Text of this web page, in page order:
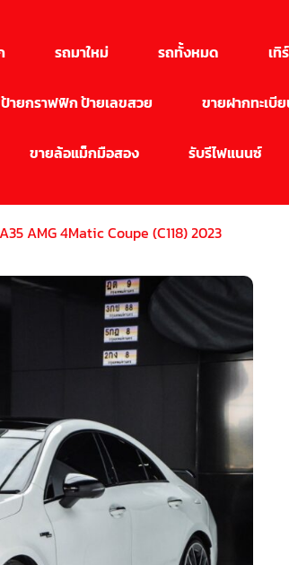
รถมาใหม่ รถทั้งหมด เทิ
ายกราฟฟิก ป้ายเลขสวย ขายฝากทะเบี
ขายล้อแม็กมือสอง รับรีไฟแนนซ์
AMG 4Matic Coupe (C118) 2023